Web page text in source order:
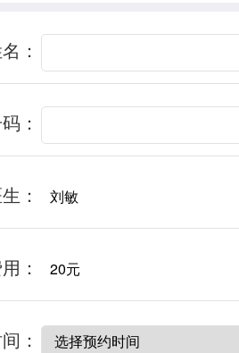
：
：
： 刘敏
： 20元
：